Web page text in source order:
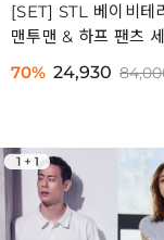
[SET] STL 베이비테
맨투맨 & 하프 팬츠
70% 24,930